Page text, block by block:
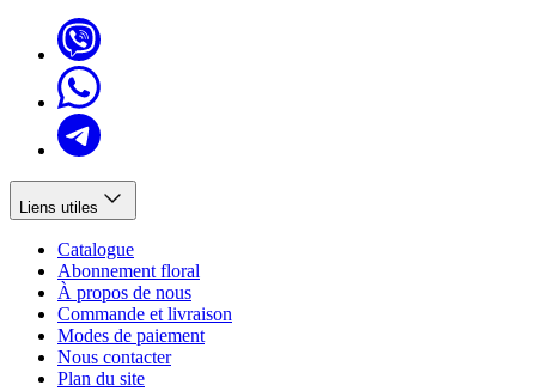
Liens utiles
Catalogue
Abonnement floral
À propos de nous
Commande et livraison
Modes de paiement
Nous contacter
Plan du site